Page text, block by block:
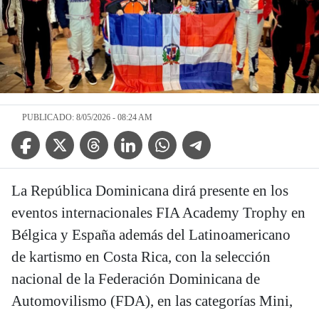
PUBLICADO: 8/05/2026 - 08:24 AM
Facebook IconTwitter IconThreads IconLinkedin IconWhatsApp IconTelegram Icon
La República Dominicana dirá presente en los
eventos internacionales FIA Academy Trophy en
Bélgica y España además del Latinoamericano
de kartismo en Costa Rica, con la selección
nacional de la Federación Dominicana de
Automovilismo (FDA), en las categorías Mini,